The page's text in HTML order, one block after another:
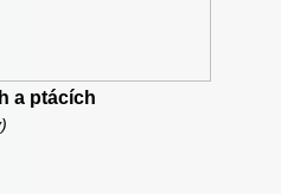
a ptácích